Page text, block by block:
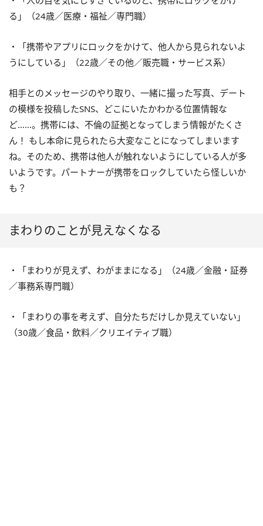
る」（24歳／医療・福祉／専門職）
・「携帯やアプリにロックをかけて、他人から見られないよ
うにしている」（22歳／その他／販売職・サービス系）
相手とのメッセージのやり取り、一緒に撮った写真、デート
の模様を投稿したSNS、どこにいたかわかる位置情報な
ど……。携帯には、不倫の証拠となってしまう情報がたくさ
ん！ もし本命に見られたら大変なことになってしまいます
ね。そのため、携帯は他人が触れないようにしている人が多
いようです。パートナーが携帯をロックしていたら怪しいか
も？
まわりのことが見えなくなる
・「まわりが見えず、わがままになる」（24歳／金融・証券
／事務系専門職）
・「まわりの事を考えず、自分たちだけしか見えていない」
（30歳／食品・飲料／クリエイティブ職）